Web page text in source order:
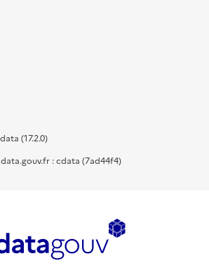
(17.2.0)
: cdata (7ad44f4)